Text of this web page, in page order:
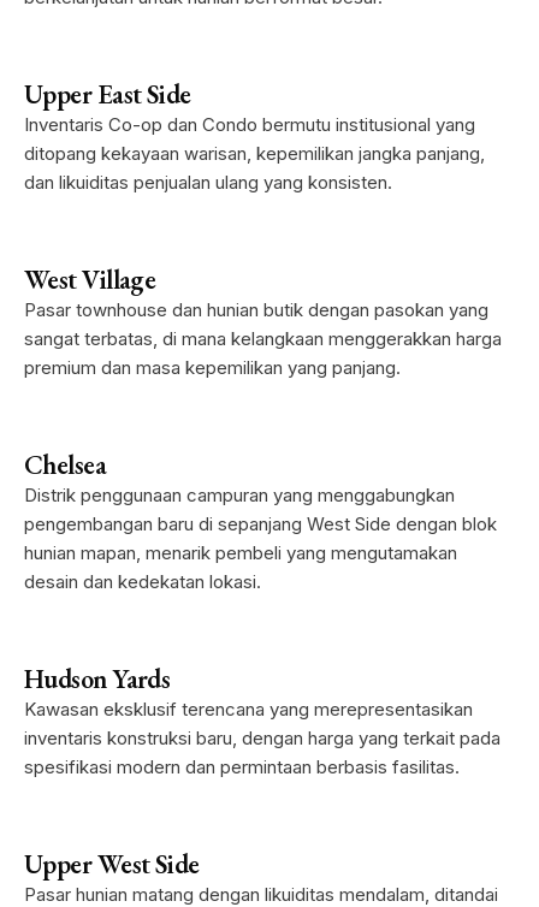
Upper East Side
Inventaris Co-op dan Condo bermutu institusional yang
ditopang kekayaan warisan, kepemilikan jangka panjang,
dan likuiditas penjualan ulang yang konsisten.
West Village
Pasar townhouse dan hunian butik dengan pasokan yang
sangat terbatas, di mana kelangkaan menggerakkan harga
premium dan masa kepemilikan yang panjang.
Chelsea
Distrik penggunaan campuran yang menggabungkan
pengembangan baru di sepanjang West Side dengan blok
hunian mapan, menarik pembeli yang mengutamakan
desain dan kedekatan lokasi.
Hudson Yards
Kawasan eksklusif terencana yang merepresentasikan
inventaris konstruksi baru, dengan harga yang terkait pada
spesifikasi modern dan permintaan berbasis fasilitas.
Upper West Side
Pasar hunian matang dengan likuiditas mendalam, ditandai